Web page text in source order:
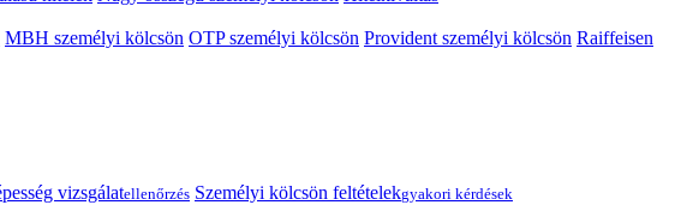
MBH személyi kölcsön OTP személyi kölcsön Provident személyi kölcsön Raiffeisen
vizsgálatellenőrzés Személyi kölcsön feltételekgyakori kérdések